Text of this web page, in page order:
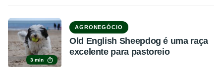
3 min
AGRONEGÓCIO
Old English Sheepdog é uma raça
excelente para pastoreio